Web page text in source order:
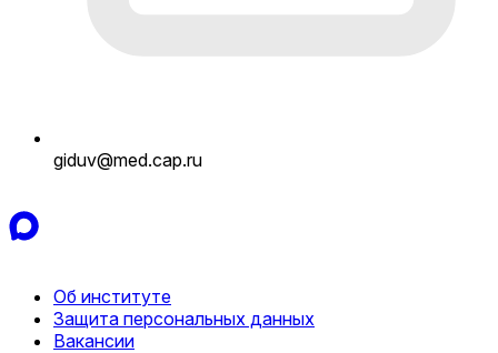
giduv@med.cap.ru
Об институте
Защита персональных данных
Вакансии